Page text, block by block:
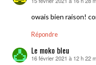
dit :
owais bien raison!
Répondre
Le moko bleu
dit :
16 février 2021 à 12 h 22